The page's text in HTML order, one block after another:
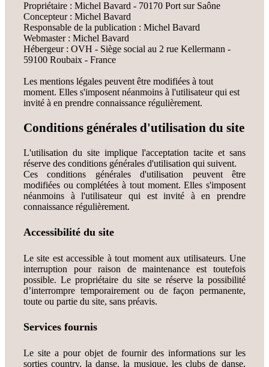
Propriétaire : Michel Bavard - 70170 Port sur Saône
Concepteur : Michel Bavard
Responsable de la publication : Michel Bavard
Webmaster : Michel Bavard
Hébergeur : OVH - Siège social au 2 rue Kellermann -
59100 Roubaix - France
Les mentions légales peuvent être modifiées à tout
moment. Elles s'imposent néanmoins à l'utilisateur qui est
invité à en prendre connaissance régulièrement.
Conditions générales d'utilisation du site
L'utilisation du site implique l'acceptation tacite et sans
réserve des conditions générales d'utilisation qui suivent.
Ces conditions générales d'utilisation peuvent être
modifiées ou complétées à tout moment. Elles s'imposent
néanmoins à l'utilisateur qui est invité à en prendre
connaissance régulièrement.
Accessibilité du site
Le site est accessible à tout moment aux utilisateurs. Une
interruption pour raison de maintenance est toutefois
possible. Le propriétaire du site se réserve la possibilité
d’interrompre temporairement ou de façon permanente,
toute ou partie du site, sans préavis.
Services fournis
Le site a pour objet de fournir des informations sur les
sorties country, la danse, la musique, les clubs de danse,